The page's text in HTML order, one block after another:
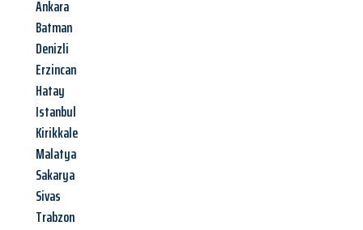
Ankara
Batman
Denizli
Erzincan
Hatay
Istanbul
Kirikkale
Malatya
Sakarya
Sivas
Trabzon